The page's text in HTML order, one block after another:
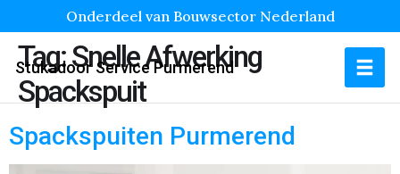
Onderdeel van Bouwsector Nederland
Stukadoor Service Purmerend
Tag:Snelle Afwerking
Spackspuit
Spackspuiten Purmerend